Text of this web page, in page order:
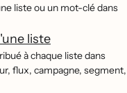
liste ou un mot-clé dans
liste
à chaque liste dans
flux, campagne, segment,